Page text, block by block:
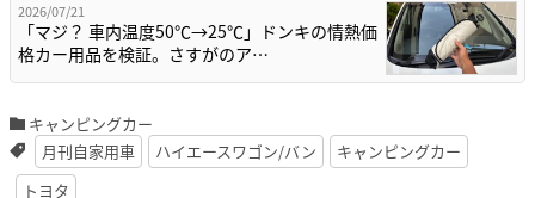
2026/07/21
「マジ？ 車内温度50℃→25℃」ドンキの情熱価
格カー用品を検証。さすがのア…
キャンピングカー
月刊自家用車
ハイエースワゴン/バン
キャンピングカー
トヨタ